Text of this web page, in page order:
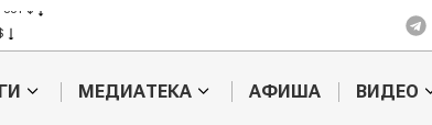
301 $
МЕДИАТЕКА АФИША ВИДЕО